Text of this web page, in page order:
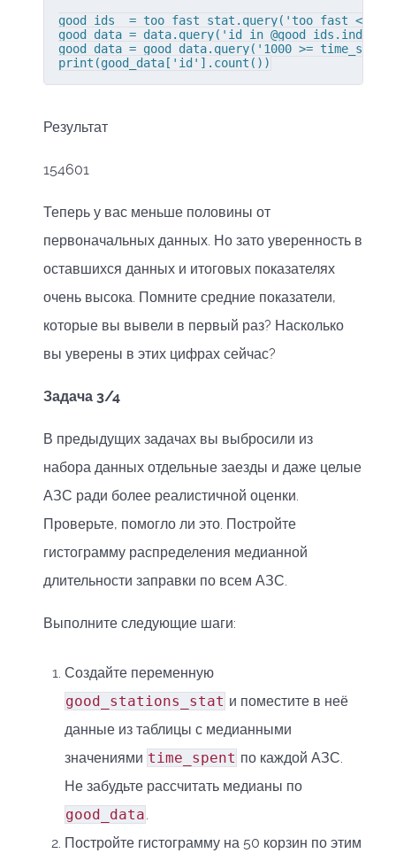
good_ids  = too_fast_stat.query('too_fast <
good_data = data.query('id in @good_ids.index')
good_data = good_data.query('1000 >=
print(good_data['id'].count())
Результат
154601
Теперь у вас меньше половины от
первоначальных данных. Но зато уверенность в
оставшихся данных и итоговых показателях
очень высока. Помните средние показатели,
которые вы вывели в первый раз? Насколько
вы уверены в этих цифрах сейчас?
Задача 3/4
В предыдущих задачах вы выбросили из
набора данных отдельные заезды и даже целые
АЗС ради более реалистичной оценки.
Проверьте, помогло ли это. Постройте
гистограмму распределения медианной
длительности заправки по всем АЗС.
Выполните следующие шаги:
Создайте переменную
good_stations_stat и поместите в неё
данные из таблицы с медианными
значениями time_spent по каждой АЗС.
Не забудьте рассчитать медианы по
good_data
Постройте гистограмму на 50 корзин по этим